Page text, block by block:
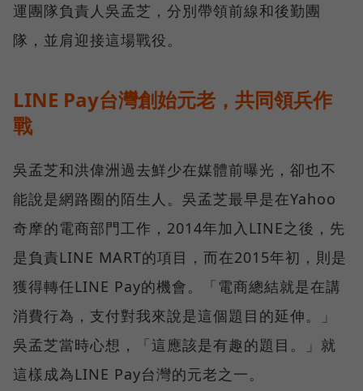
運團隊負責人吳孟芝，分別帶領前線和後勤團
隊，並肩迎接這場戰役。
LINE Pay台灣創始元老，共同領兵作
戰
吳孟芝和洪偉洲過去鮮少在媒體前曝光，卻也不
能說是網路圈的陌生人。吳孟芝最早是在Yahoo
奇摩的電商部門工作，2014年加入LINE之後，先
是負責LINE MART的項目，而在2015年初，則是
獲得轉任LINE Pay的機會。「電商總結就是在講
消費行為，支付對我來說是這個題目的延伸。」
吳孟芝當時心想，「這應該是有趣的題目。」就
這樣成為LINE Pay台灣的元老之一。